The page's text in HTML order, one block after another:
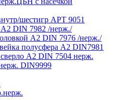
шестигр АРТ 9051
DIN 7982 /нерж./
А2 DIN 7976 /нерж./
полусфера А2 DIN7981
А2 DIN 7504 нерж.
DIN9999